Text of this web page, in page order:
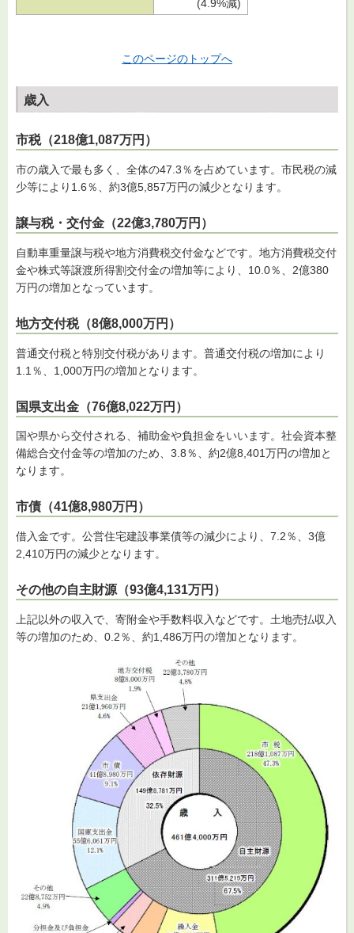
(4.9%減)
このページのトップへ
歳入
市税（218億1,087万円）
市の歳入で最も多く、全体の47.3％を占めています。市民税の減
少等により1.6％、約3億5,857万円の減少となります。
譲与税・交付金（22億3,780万円）
自動車重量譲与税や地方消費税交付金などです。地方消費税交付
金や株式等譲渡所得割交付金の増加等により、10.0％、2億380
万円の増加となっています。
地方交付税（8億8,000万円）
普通交付税と特別交付税があります。普通交付税の増加により
1.1％、1,000万円の増加となります。
国県支出金（76億8,022万円）
国や県から交付される、補助金や負担金をいいます。社会資本整
備総合交付金等の増加のため、3.8％、約2億8,401万円の増加と
なります。
市債（41億8,980万円）
借入金です。公営住宅建設事業債等の減少により、7.2％、3億
2,410万円の減少となります。
その他の自主財源（93億4,131万円）
上記以外の収入で、寄附金や手数料収入などです。土地売払収入
等の増加のため、0.2％、約1,486万円の増加となります。